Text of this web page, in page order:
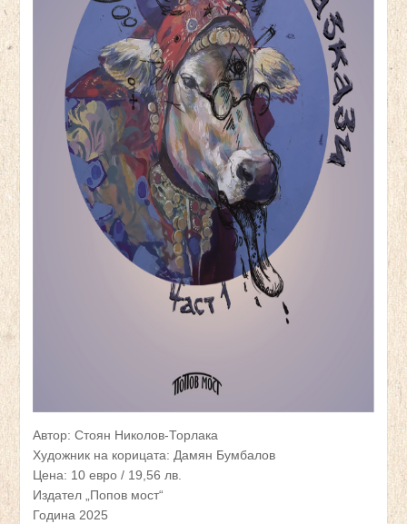
Автор: Стоян Николов-Торлака
Художник на корицата: Дамян Бумбалов
Цена: 10 евро / 19,56 лв.
Издател „Попов мост“
Година 2025